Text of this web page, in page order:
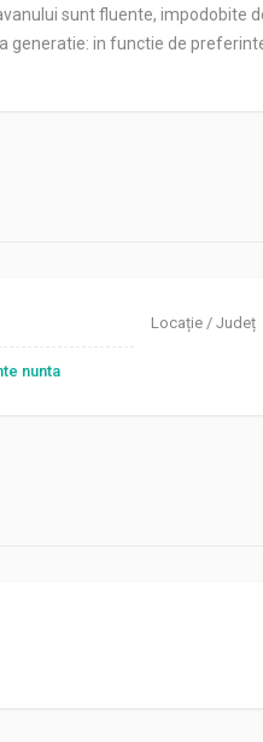
sunt fluente, impodobite
generatie: in functie de
nunta
Locație / Județ